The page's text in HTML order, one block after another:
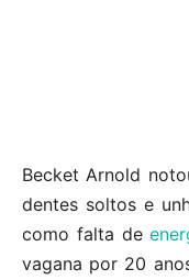
Becket Arnold
dentes soltos e
como falta de
vagana por 20